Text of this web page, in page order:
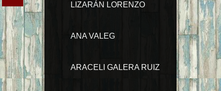
LIZARÁN LORENZO
ANA VALEG
ARACELI GALERA RUIZ